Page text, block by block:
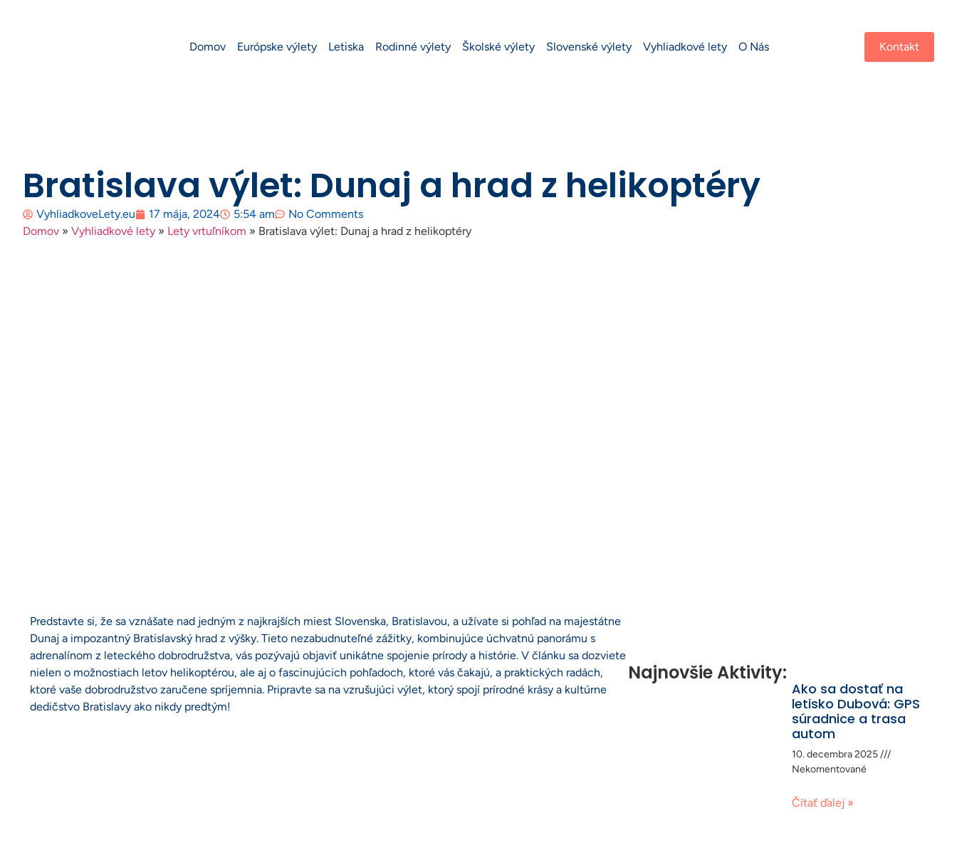
Domov Európske výlety Letiska Rodinné výlety Školské výlety Slovenské výlety Vyhliadkové lety O Nás Kontakt
Bratislava výlet: Dunaj a hrad z helikoptéry
VyhliadkoveLety.eu 17 mája, 2024 5:54 am
No Comments
Domov » Vyhliadkové lety » Lety vrtuľníkom » Bratislava výlet: Dunaj a hrad z helikoptéry
Predstavte si, že sa vznášate nad jedným z najkrajších miest Slovenska, Bratislavou, a užívate si pohľad na majestátne
Dunaj a impozantný Bratislavský hrad z výšky. Tieto nezabudnuteľné zážitky, kombinujúce úchvatnú panorámu s
adrenalínom z leteckého dobrodružstva, vás pozývajú objaviť unikátne spojenie prírody a histórie. V článku sa dozviete
nielen o možnostiach letov helikoptérou, ale aj o fascinujúcich pohľadoch, ktoré vás čakajú, a praktických radách,
ktoré vaše dobrodružstvo zaručene spríjemnia. Pripravte sa na vzrušujúci výlet, ktorý spojí prírodné krásy a kultúrne
dedičstvo Bratislavy ako nikdy predtým!
Najnovšie Aktivity:
Ako sa dostať na
letisko Dubová: GPS
súradnice a trasa
autom
10. decembra 2025
Nekomentované
Čítať ďalej »